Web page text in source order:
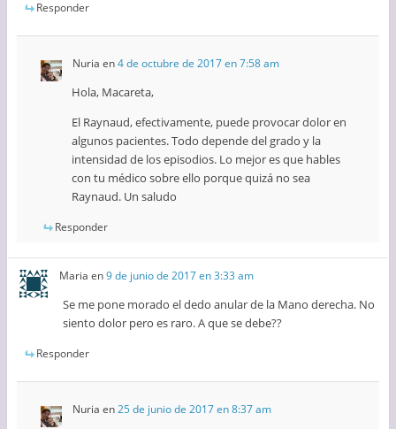
Responder
Nuria en4 de octubre de 2017 en 7:58 am
Hola, Macareta,
El Raynaud, efectivamente, puede provocar dolor en
algunos pacientes. Todo depende del grado y la
intensidad de los episodios. Lo mejor es que hables
con tu médico sobre ello porque quizá no sea
Raynaud. Un saludo
Responder
Maria en9 de junio de 2017 en 3:33 am
Se me pone morado el dedo anular de la Mano derecha. No
siento dolor pero es raro. A que se debe??
Responder
Nuria en25 de junio de 2017 en 8:37 am